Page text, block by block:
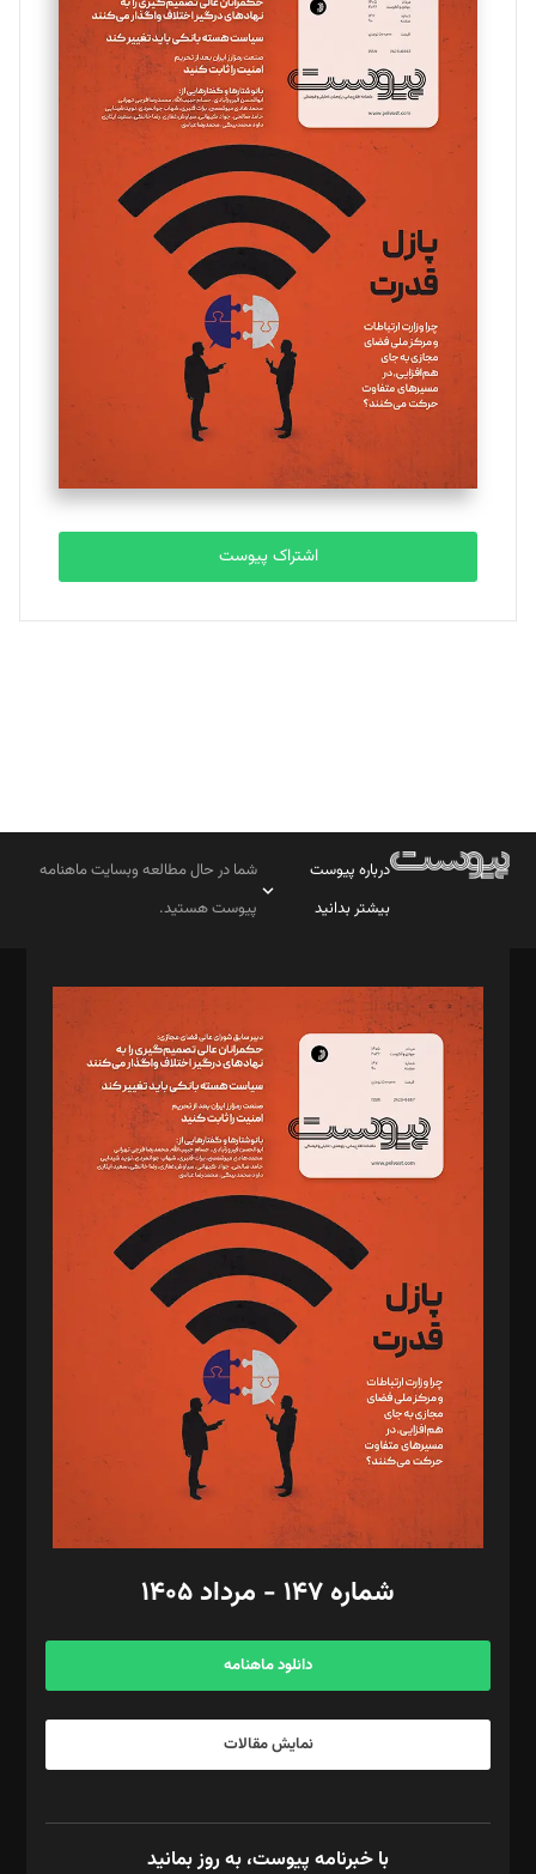
سروش کرمیان
تحریریه
مینا پاکدل
یسنا امان‌پور
تحریریه
ملینا جعفری
تحریریه
مصطفی مسجدی آرانی
تحریریه
بابک نقاش
تحریریه
اشتراک پیوست
درباره پیوست
بیشتر بدانید
شما در حال مطالعه وبسایت ماهنامه
پیوست هستید.
مدیر مسئول: محمدباقر اثنی‌عشری
سردبیر: مهرک محمودی
دبیر تحریریه: میثم قاسمی
د‌بیر ناداستان: سمانه سمیع
د‌بیر خدمت و تجارت: ابوالفضل رجبی
د‌بیر حقوق فناوری: حسام‌الدین ایپکچی
د‌بیر پیوست جهان: مینا پاکدل
د‌بیر تحریریه آنلاین: بابک نقاش
تحریریه‌: مجتبی محمود‌ی، آرش برهمند، یسنا امان‌پور، سروش کرمیان،
مصطفی مسجدی آرانی، ابوالفضل رجبی، زهرا فکرانه، فائزه فتحی
رستمی،مصطفی باستان
ویرایش: نگار استاد‌‌آقا
طراح یونیفرم: مجید توکلی
فیلمبرداری و عکاسی: امیر شفیعی، مانی لطفی زاده
گرافیک و صفحه‌آرایی: سید‌سبحان‌علی ثابت
مد‌یر توسعه تجاری: کامبیز برید‌
امور مالی: شاپور رهبری، محمد‌ کاظمی‌نیا
آگهی و مشترکین: ۰۹۱۹۹۹۹۰۴۵۴
شماره ۱۴۷ - مرداد ۱۴۰۵
دانلود ماهنامه
نمایش مقالات
با خبرنامه پیوست، به روز بمانید